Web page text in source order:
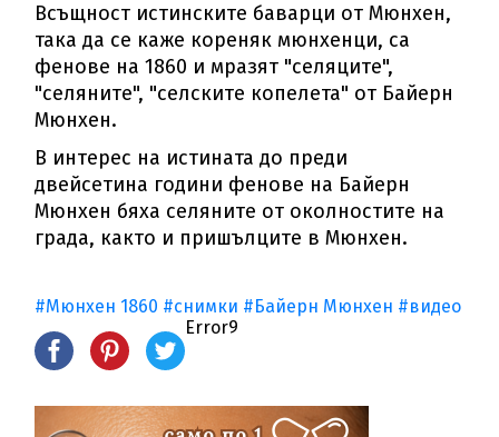
Всъщност истинските баварци от Мюнхен,
така да се каже кореняк мюнхенци, са
фенове на 1860 и мразят "селяците",
"селяните", "селските копелета" от Байерн
Мюнхен.
В интерес на истината до преди
двейсетина години фенове на Байерн
Мюнхен бяха селяните от околностите на
града, както и пришълците в Мюнхен.
#Мюнхен 1860 #снимки #Байерн Мюнхен #видео
Error9